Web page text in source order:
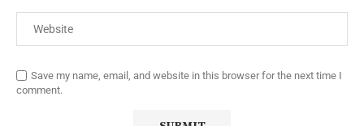
Save my name, email, and website in this browser for the next time I
comment.